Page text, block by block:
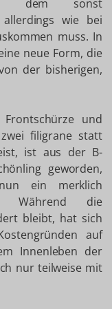
dem sonst
allerdings wie bei
muss. In
neue Form, die
der bisherigen,
und
filigrane statt
ist aus der B-
geworden,
ein merklich
Während die
bleibt, hat sich
auf
Innenleben der
nur teilweise mit